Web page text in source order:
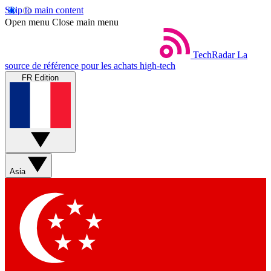
Skip to main content
Open menu Close main menu
TechRadar La
source de référence pour les achats high-tech
FR Edition
Asia